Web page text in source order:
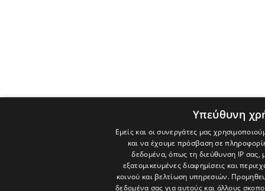
Υπεύθυνη
Εμείς και οι συνεργάτες μας
και να έχουμε πρόσβαση σε
δεδομένα, όπως τη διεύθυνση IP σας,
εξατομικευμένες διαφημίσεις και
κοινού και βελτίωση υπηρεσιών.
δεδομένα σας για αυτούς και άλλους